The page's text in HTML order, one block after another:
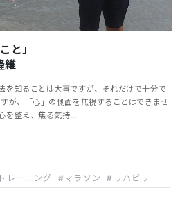
と」
維
を知ることは大事ですが、それだけで十分で
が、「心」の側面を無視することはできませ
を整え、焦る気持…
トレーニング マラソン リハビリ